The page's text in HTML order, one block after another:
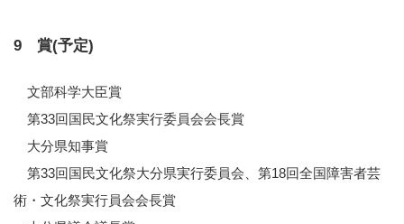
9 賞(予定)
文部科学大臣賞
第33回国民文化祭実行委員会会長賞
大分県知事賞
第33回国民文化祭大分県実行委員会、第18回全国障害者芸
術・文化祭実行員会会長賞